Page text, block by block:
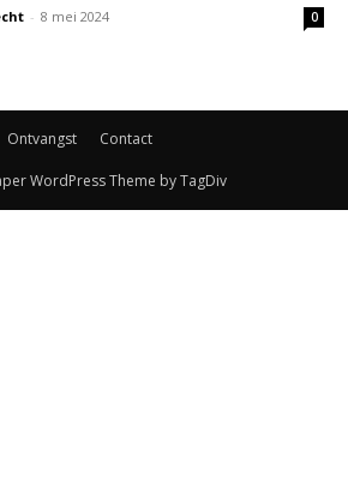
- 8 mei 2024 0
Ontvangst Contact
WordPress Theme by TagDiv